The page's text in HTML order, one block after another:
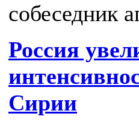
собеседник
Россия
Сирии